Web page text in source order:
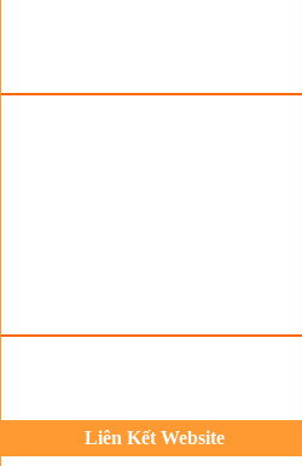
Liên Kết Website
Du lịch quốc tế Ánh Sao Mới